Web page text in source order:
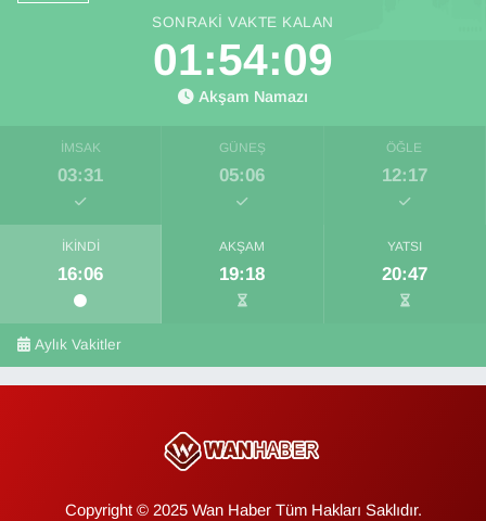
SONRAKI VAKTE KALAN
01:54:08
Akşam Namazı
İMSAK
03:31
GÜNEŞ
05:06
ÖĞLE
12:17
İKINDI
16:06
AKŞAM
19:18
YATSI
20:47
Aylık Vakitler
Copyright © 2025 Wan Haber Tüm Hakları Saklıdır.